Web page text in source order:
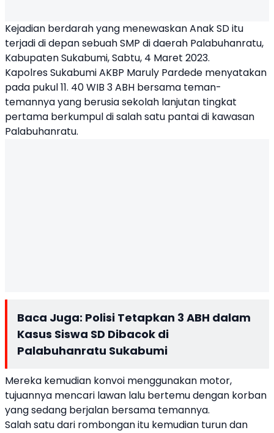
Kejadian berdarah yang menewaskan Anak SD itu
terjadi di depan sebuah SMP di daerah Palabuhanratu,
Kabupaten Sukabumi, Sabtu, 4 Maret 2023.
Kapolres Sukabumi AKBP Maruly Pardede menyatakan
pada pukul 11. 40 WIB 3 ABH bersama teman-
temannya yang berusia sekolah lanjutan tingkat
pertama berkumpul di salah satu pantai di kawasan
Palabuhanratu.
Baca Juga: Polisi Tetapkan 3 ABH dalam
Kasus Siswa SD Dibacok di
Palabuhanratu Sukabumi
Mereka kemudian konvoi menggunakan motor,
tujuannya mencari lawan lalu bertemu dengan korban
yang sedang berjalan bersama temannya.
Salah satu dari rombongan itu kemudian turun dan